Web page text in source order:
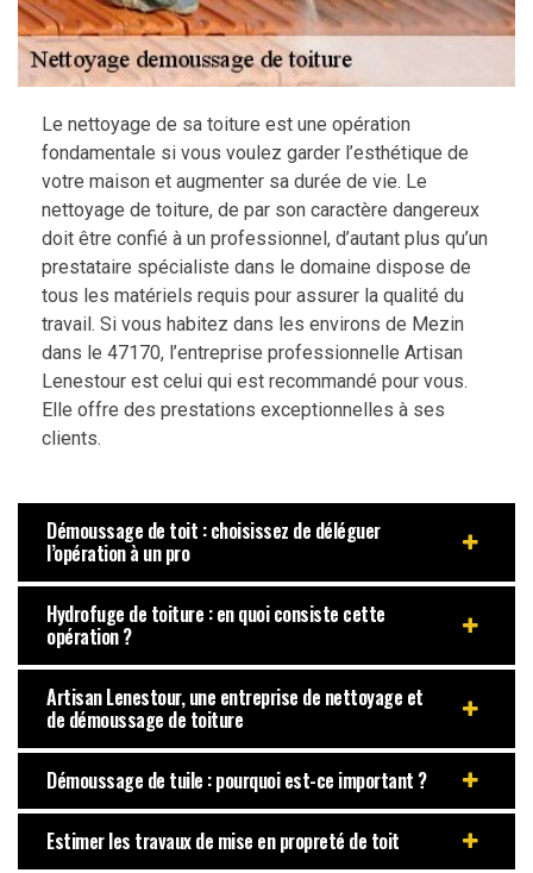
Le nettoyage de sa toiture est une opération
fondamentale si vous voulez garder l’esthétique de
votre maison et augmenter sa durée de vie. Le
nettoyage de toiture, de par son caractère dangereux
doit être confié à un professionnel, d’autant plus qu’un
prestataire spécialiste dans le domaine dispose de
tous les matériels requis pour assurer la qualité du
travail. Si vous habitez dans les environs de Mezin
dans le 47170, l’entreprise professionnelle Artisan
Lenestour est celui qui est recommandé pour vous.
Elle offre des prestations exceptionnelles à ses
clients.
Démoussage de toit : choisissez de déléguer
l’opération à un pro
Hydrofuge de toiture : en quoi consiste cette
opération ?
Artisan Lenestour, une entreprise de nettoyage et
de démoussage de toiture
Démoussage de tuile : pourquoi est-ce important ?
Estimer les travaux de mise en propreté de toit